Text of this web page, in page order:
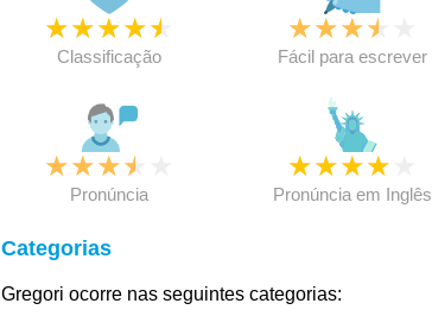
★★★★★
Classificação
★★★★
Fácil para escrever
★★★★
Pronúncia
★★★★
Pronúncia em Inglês
Categorias
Gregori ocorre nas seguintes categorias: